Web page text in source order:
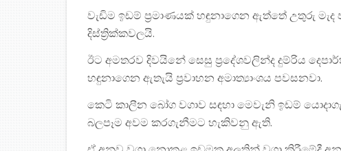
වැඩිම ඉඩම් ප්‍රමාණයක් හඳුනාගෙන ඇත්තේ උතුරු
දිස්ත්‍රික්කවලයි.
ඊට අමතරව දිවයිනේ සෙසු ප්‍රදේශවලින්ද දුම්රිය
හඳුනාගෙන ඇතැයි ප්‍රවාහන අමාත්‍යාංශය පවසනවා.
කෙටි කාලීන බෝග වගාව සඳහා මෙවැනි ඉඩම්
බලපෑම අවම කරගැනීමට හැකිවනු ඇති.